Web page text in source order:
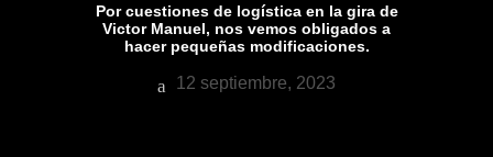
Por cuestiones de logística en la gira de
Victor Manuel, nos vemos obligados a
hacer pequeñas modificaciones.
12 septiembre, 2023